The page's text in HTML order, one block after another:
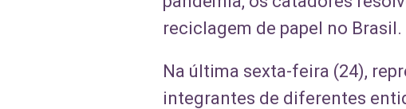
reciclagem de papel no Brasil.
Na última sexta-feira (24),
integrantes de diferentes